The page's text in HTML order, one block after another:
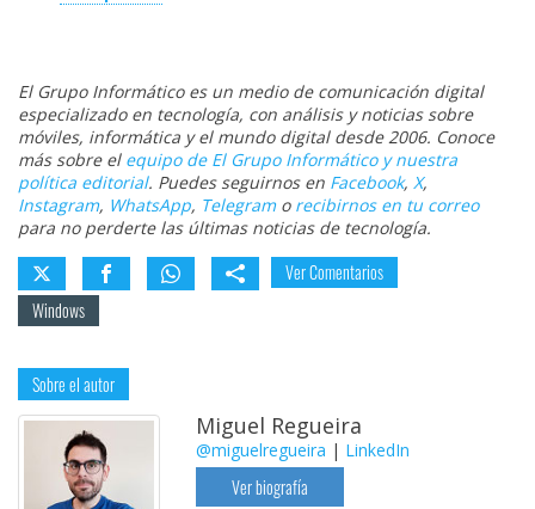
El Grupo Informático es un medio de comunicación digital
especializado en tecnología, con análisis y noticias sobre
móviles, informática y el mundo digital desde 2006. Conoce
más sobre el equipo de El Grupo Informático y nuestra
política editorial. Puedes seguirnos en Facebook, X,
Instagram, WhatsApp, Telegramo recibirnos en tu correo
para no perderte las últimas noticias de tecnología.
Ver Comentarios
Windows
Sobre el autor
Miguel Regueira
@miguelregueira | LinkedIn
Ver biografía